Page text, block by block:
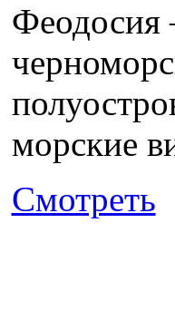
Феодосия
морские
Смотреть